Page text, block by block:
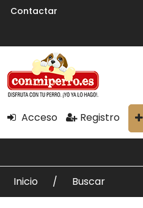
Contactar
Acceso Registro
Inicio Buscar